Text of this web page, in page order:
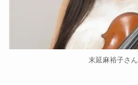
末延麻裕子さん